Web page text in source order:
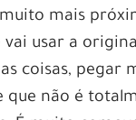
mais
vai usar a
coisas, pegar
que não é